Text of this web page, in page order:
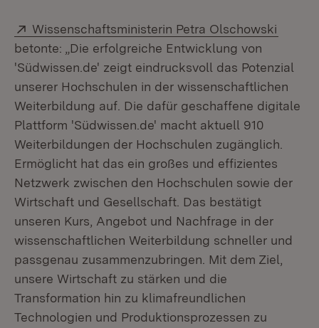
Extern:
Wissenschaftsministerin Petra Olschowski
betonte: „Die erfolgreiche Entwicklung von
'Südwissen.de' zeigt eindrucksvoll das Potenzial
unserer Hochschulen in der wissenschaftlichen
Weiterbildung auf. Die dafür geschaffene digitale
Plattform 'Südwissen.de' macht aktuell 910
Weiterbildungen der Hochschulen zugänglich.
Ermöglicht hat das ein großes und effizientes
Netzwerk zwischen den Hochschulen sowie der
Wirtschaft und Gesellschaft. Das bestätigt
unseren Kurs, Angebot und Nachfrage in der
wissenschaftlichen Weiterbildung schneller und
passgenau zusammenzubringen. Mit dem Ziel,
unsere Wirtschaft zu stärken und die
Transformation hin zu klimafreundlichen
Technologien und Produktionsprozessen zu